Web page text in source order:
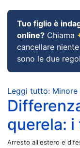
Tuo figlio è
online? Chiama
cancellare
sono le due
Leggi tutto:
querela: i
Arresto all'estero e